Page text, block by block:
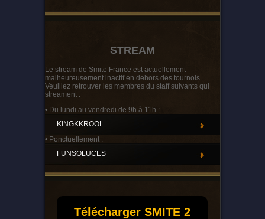
STREAM
Le stream de Smite France est actuellement
malheureusement inactif en dehors des tournois...
Veuillez retrouver les membres du staff suivants qui
streament :
• Du lundi au vendredi de 9h à 11h :
KINGKKROOL
• Ponctuellement :
FUNSOLUCES
Télécharger SMITE 2